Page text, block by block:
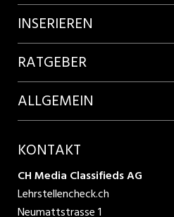
Firmenprofile entdecken
Lehrstellen suchen
INSERIEREN
Kundenlogin
Inserieren
Produkte
RATGEBER
Lehrberufe entdecken
ALLGEMEIN
AGB
Datenschutzbestimmungen
KONTAKT
CH Media Classifieds AG
Lehrstellencheck.ch
Neumattstrasse 1